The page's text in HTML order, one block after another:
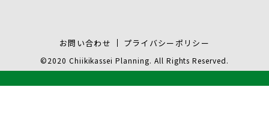
お問い合わせ プライバシーポリシー
©2020 Chiikikassei Planning. All Rights Reserved.